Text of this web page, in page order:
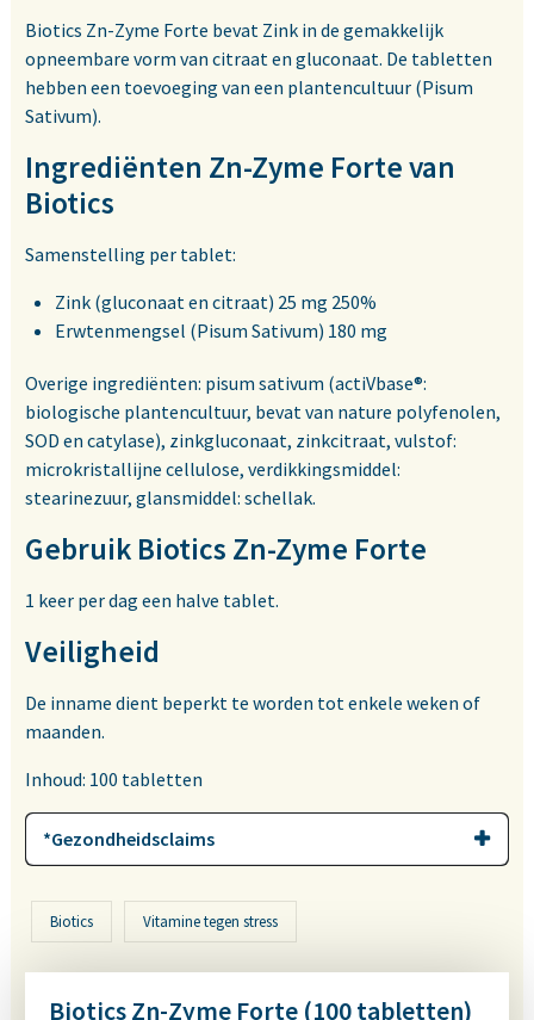
Biotics Zn-Zyme Forte bevat Zink in de gemakkelijk
opneembare vorm van citraat en gluconaat. De tabletten
hebben een toevoeging van een plantencultuur (Pisum
Sativum).
Ingrediënten Zn-Zyme Forte van
Biotics
Samenstelling per tablet:
Zink (gluconaat en citraat) 25 mg 250%
Erwtenmengsel (Pisum Sativum) 180 mg
Overige ingrediënten: pisum sativum (actiVbase®:
biologische plantencultuur, bevat van nature polyfenolen,
SOD en catylase), zinkgluconaat, zinkcitraat, vulstof:
microkristallijne cellulose, verdikkingsmiddel:
stearinezuur, glansmiddel: schellak.
Gebruik Biotics Zn-Zyme Forte
1 keer per dag een halve tablet.
Veiligheid
De inname dient beperkt te worden tot enkele weken of
maanden.
Inhoud: 100 tabletten
*Gezondheidsclaims
Biotics Vitamine tegen stress
Biotics Zn-Zyme Forte (100 tabletten)